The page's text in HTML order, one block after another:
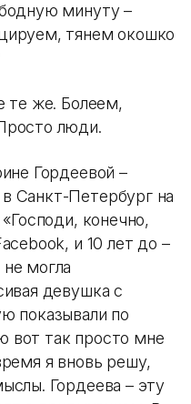
минуту –
тянем окошко
те же. Болеем,
люди.
Гордеевой –
Санкт-Петербург на
конечно,
и 10 лет до –
могла
девушка с
показывали по
вот так просто мне
я вновь решу,
Гордеева – эту